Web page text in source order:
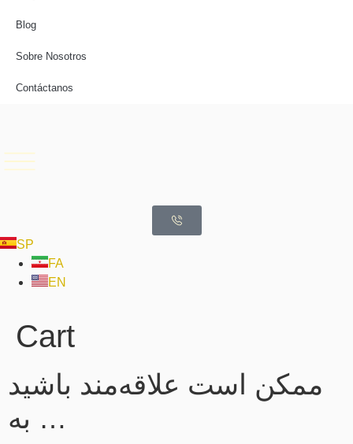
Blog
Sobre Nosotros
Contáctanos
SP
FA
EN
Cart
ممکن است علاقه‌مند باشید
به …